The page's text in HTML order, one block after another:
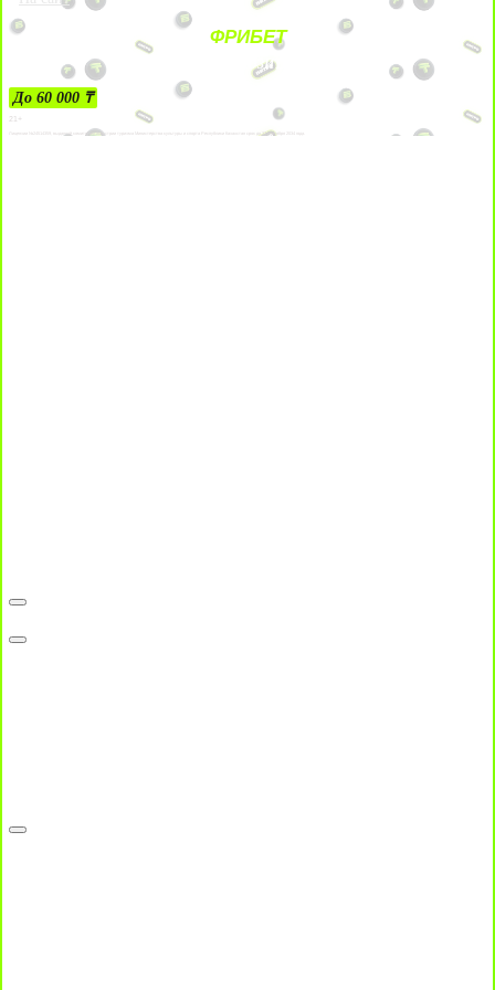
ФРИБЕТ
ЗА ДЕПОЗИТЫ
До 60 000 ₸
21+
Лицензии №24514359, выданной комитетом индустрии туризма Министерства культуры и спорта Республики Казахстан срок до 27 сентября 2034 года.